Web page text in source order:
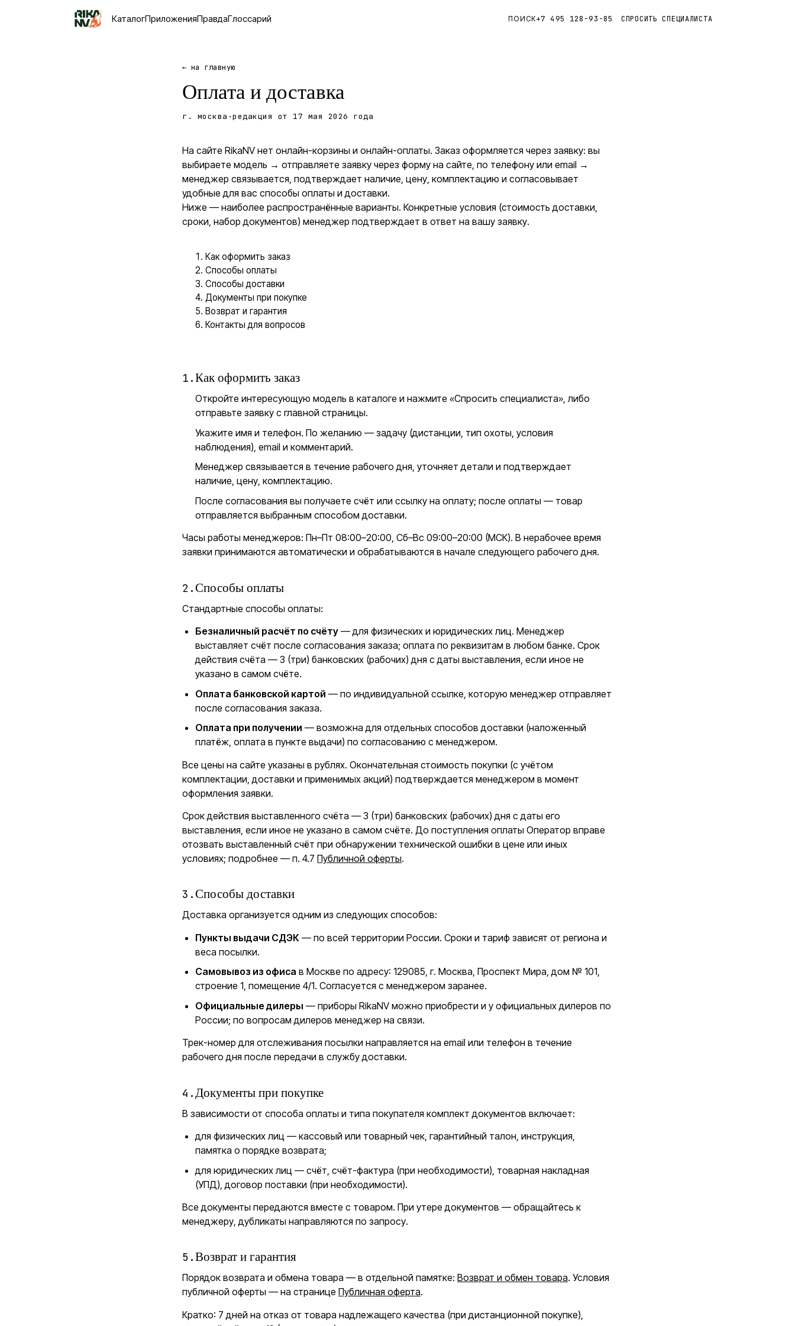
КаталогПриложенияПравдаГлоссарий ПОИСК+7 495 128-93-85 СПРОСИТЬ СПЕЦИАЛИСТА
← на главную
Оплата и доставка
г. москва ·редакция от 17 мая 2026 года
На сайте RikaNV нет онлайн-корзины и онлайн-оплаты. Заказ оформляется через заявку: вы
выбираете модель → отправляете заявку через форму на сайте, по телефону или email →
менеджер связывается, подтверждает наличие, цену, комплектацию и согласовывает
удобные для вас способы оплаты и доставки.
Ниже — наиболее распространённые варианты. Конкретные условия (стоимость доставки,
сроки, набор документов) менеджер подтверждает в ответ на вашу заявку.
Как оформить заказ
Способы оплаты
Способы доставки
Документы при покупке
Возврат и гарантия
Контакты для вопросов
1 .Как оформить заказ
Откройте интересующую модель в каталоге и нажмите «Спросить специалиста», либо
отправьте заявку с главной страницы.
Укажите имя и телефон. По желанию — задачу (дистанции, тип охоты, условия
наблюдения), email и комментарий.
Менеджер связывается в течение рабочего дня, уточняет детали и подтверждает
наличие, цену, комплектацию.
После согласования вы получаете счёт или ссылку на оплату; после оплаты — товар
отправляется выбранным способом доставки.
Часы работы менеджеров: Пн–Пт 08:00–20:00, Сб–Вс 09:00–20:00 (МСК). В нерабочее время
заявки принимаются автоматически и обрабатываются в начале следующего рабочего дня.
2 .Способы оплаты
Стандартные способы оплаты:
Безналичный расчёт по счёту — для физических и юридических лиц. Менеджер
выставляет счёт после согласования заказа; оплата по реквизитам в любом банке. Срок
действия счёта — 3 (три) банковских (рабочих) дня с даты выставления, если иное не
указано в самом счёте.
Оплата банковской картой — по индивидуальной ссылке, которую менеджер отправляет
после согласования заказа.
Оплата при получении — возможна для отдельных способов доставки (наложенный
платёж, оплата в пункте выдачи) по согласованию с менеджером.
Все цены на сайте указаны в рублях. Окончательная стоимость покупки (с учётом
комплектации, доставки и применимых акций) подтверждается менеджером в момент
оформления заявки.
Срок действия выставленного счёта — 3 (три) банковских (рабочих) дня с даты его
выставления, если иное не указано в самом счёте. До поступления оплаты Оператор вправе
отозвать выставленный счёт при обнаружении технической ошибки в цене или иных
условиях; подробнее — п. 4.7 Публичной оферты.
3 .Способы доставки
Доставка организуется одним из следующих способов:
Пункты выдачи СДЭК — по всей территории России. Сроки и тариф зависят от региона и
веса посылки.
Самовывоз из офиса в Москве по адресу: 129085, г. Москва, Проспект Мира, дом № 101,
строение 1, помещение 4/1. Согласуется с менеджером заранее.
Официальные дилеры — приборы RikaNV можно приобрести и у официальных дилеров по
России; по вопросам дилеров менеджер на связи.
Трек-номер для отслеживания посылки направляется на email или телефон в течение
рабочего дня после передачи в службу доставки.
4 .Документы при покупке
В зависимости от способа оплаты и типа покупателя комплект документов включает:
для физических лиц — кассовый или товарный чек, гарантийный талон, инструкция,
памятка о порядке возврата;
для юридических лиц — счёт, счёт-фактура (при необходимости), товарная накладная
(УПД), договор поставки (при необходимости).
Все документы передаются вместе с товаром. При утере документов — обращайтесь к
менеджеру, дубликаты направляются по запросу.
5 .Возврат и гарантия
Порядок возврата и обмена товара — в отдельной памятке: Возврат и обмен товара. Условия
публичной оферты — на странице Публичная оферта.
Кратко: 7 дней на отказ от товара надлежащего качества (при дистанционной покупке),